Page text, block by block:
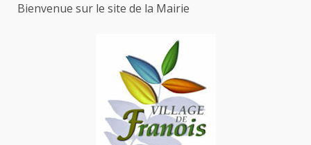
Bienvenue sur le site de la Mairie